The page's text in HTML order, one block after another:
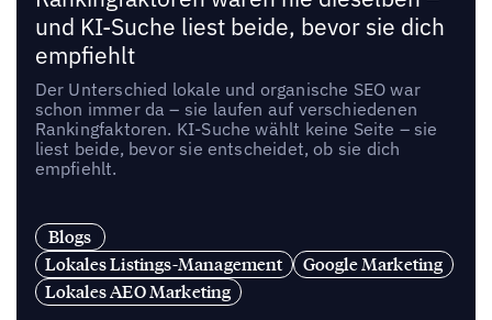
und KI-Suche liest beide, bevor sie dich
empfiehlt
Der Unterschied lokale und organische SEO war
schon immer da – sie laufen auf verschiedenen
Rankingfaktoren. KI-Suche wählt keine Seite – sie
liest beide, bevor sie entscheidet, ob sie dich
empfiehlt.
Blogs
Lokales Listings-Management
Google Marketing
Lokales AEO Marketing